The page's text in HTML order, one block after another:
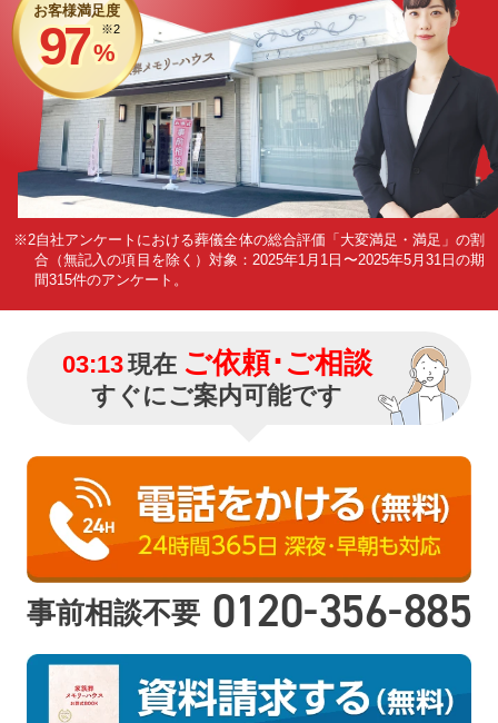
お客様満足度
97%
※2
※2自社アンケートにおける葬儀全体の総合評価「大変満足・満足」の割
合（無記入の項目を除く） 対象：2025年1月1日〜2025年5月31日の期
間315件のアンケート。
03:13現在 ご依頼･ご相談
すぐにご案内可能です
事前相談不要 0120-356-885